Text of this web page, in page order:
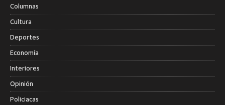
Columnas
Cultura
Deportes
Economía
Interiores
Opinión
Policiacas